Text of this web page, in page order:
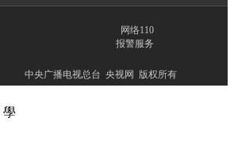
网络110
报警服务
中央广播电视总台 央视网 版权所有
學